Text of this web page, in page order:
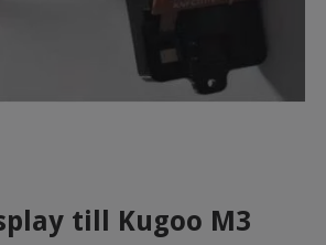
till Kugoo M3